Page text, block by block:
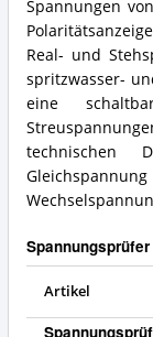
Spannungen
Real- und
spritzwasser-
eine
technischen
Artikel